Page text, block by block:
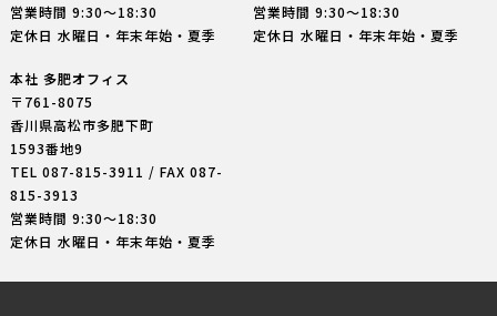
営業時間 9:30〜18:30
定休日 水曜日・年末年始・夏季
営業時間 9:30〜18:30
定休日 水曜日・年末年始・夏季
本社 多肥オフィス
〒761-8075
香川県高松市多肥下町
1593番地9
TEL 087-815-3911 / FAX 087-
815-3913
営業時間 9:30〜18:30
定休日 水曜日・年末年始・夏季